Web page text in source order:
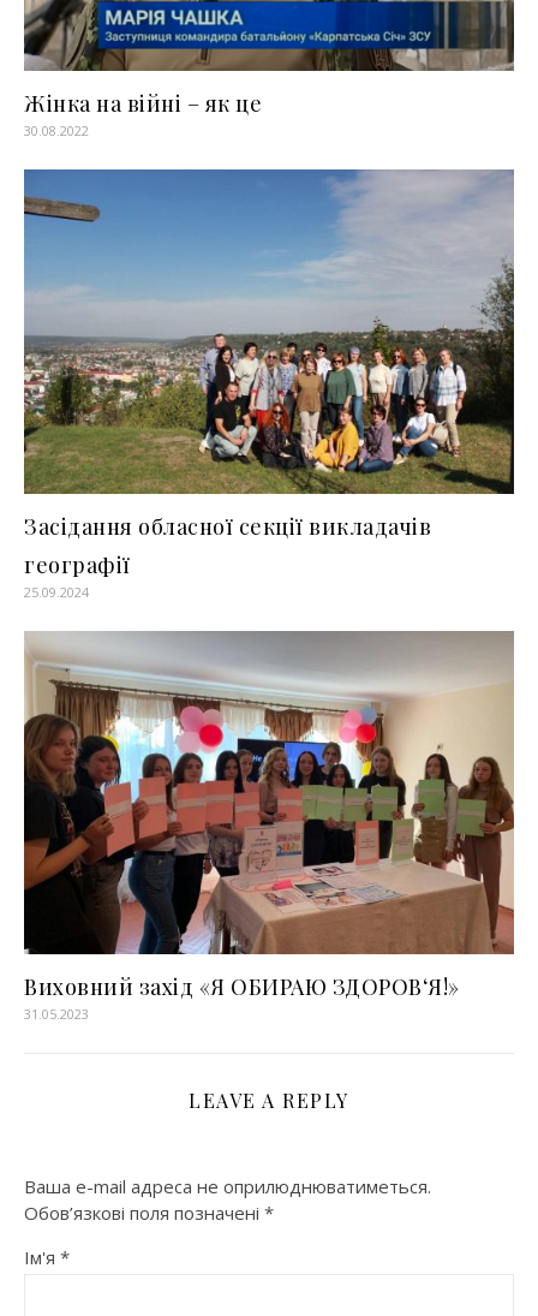
Жінка на війні – як це
30.08.2022
Засідання обласної секції викладачів
географії
25.09.2024
Виховний захід «Я ОБИРАЮ ЗДОРОВ‘Я!»
31.05.2023
LEAVE A REPLY
Ваша e-mail адреса не оприлюднюватиметься.
Обов’язкові поля позначені *
Ім'я *